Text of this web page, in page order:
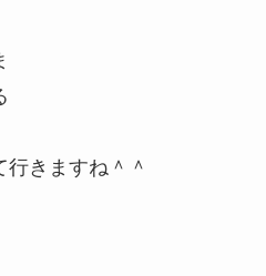
行きますね＾＾